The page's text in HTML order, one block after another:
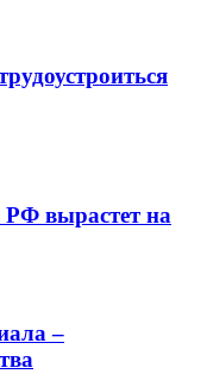
вырастет на
–